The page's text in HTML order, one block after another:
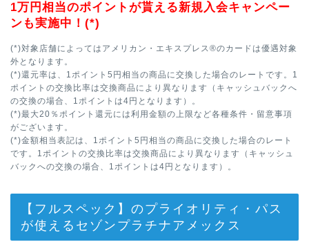
1万円相当のポイントが貰える新規入会キャンペー
ンも実施中！(*)
(*)対象店舗によってはアメリカン・エキスプレス®のカードは優遇対象
外となります。
(*)還元率は、1ポイント5円相当の商品に交換した場合のレートです。1
ポイントの交換比率は交換商品により異なります（キャッシュバックへ
の交換の場合、1ポイントは4円となります）。
(*)最大20％ポイント還元には利用金額の上限など各種条件・留意事項
がございます。
(*)金額相当表記は、1ポイント5円相当の商品に交換した場合のレート
です。1ポイントの交換比率は交換商品により異なります（キャッシュ
バックへの交換の場合、1ポイントは4円となります）。
【フルスペック】のプライオリティ・パス
が使えるセゾンプラチナアメックス